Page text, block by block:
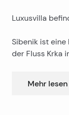
Luxusvilla
Sibenik ist
der Fluss Krka
Adriaküste
Mehr lesen